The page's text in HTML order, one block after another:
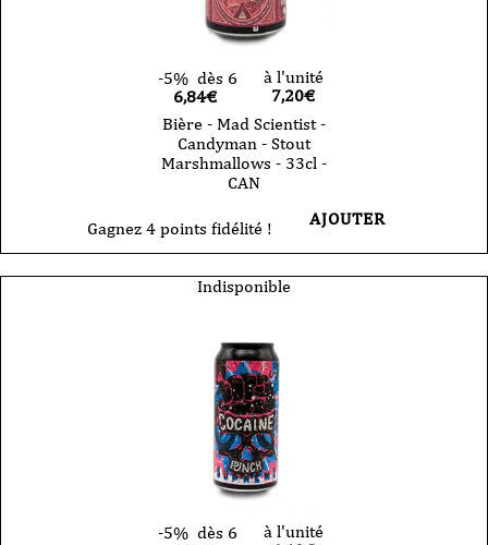
-5% dès 6
6,84€
à l'unité
7,20€
Bière - Mad Scientist -
Candyman - Stout
Marshmallows - 33cl -
CAN
Gagnez 4 points fidélité ! AJOUTER
Indisponible
-5% dès 6
à l'unité